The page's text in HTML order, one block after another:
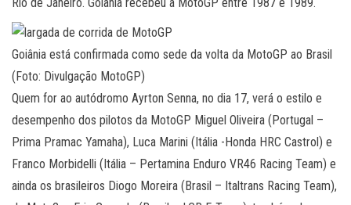
Goiânia está confirmada como sede da volta da MotoGP ao Brasil
(Foto: Divulgação MotoGP)
Quem for ao autódromo Ayrton Senna, no dia 17, verá o estilo e
desempenho dos pilotos da MotoGP Miguel Oliveira (Portugal –
Prima Pramac Yamaha), Luca Marini (Itália -Honda HRC Castrol) e
Franco Morbidelli (Itália – Pertamina Enduro VR46 Racing Team) e
ainda os brasileiros Diogo Moreira (Brasil – Italtrans Racing Team),